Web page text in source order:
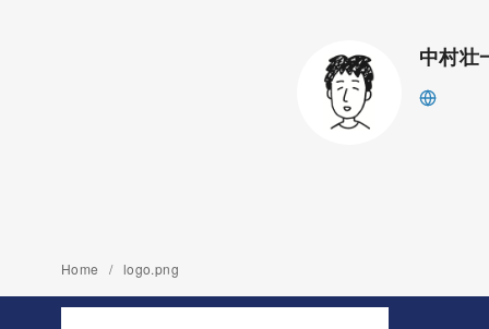
中村壮
Home logo.png